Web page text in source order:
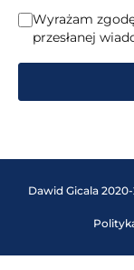
Wyrażam
przesłanej
Dawid Gicala